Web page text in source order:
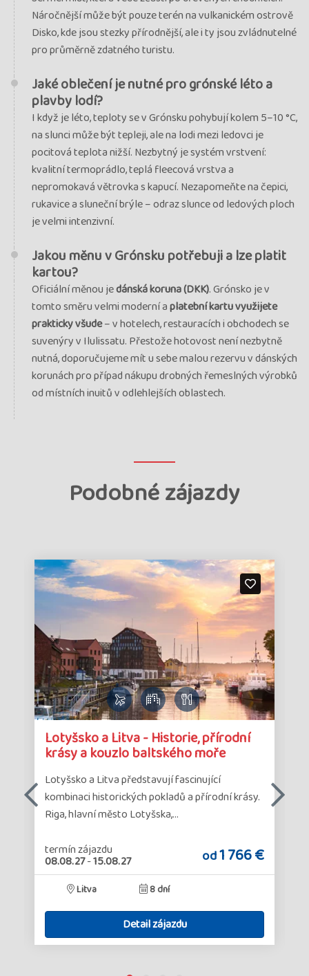
Náročnější může být pouze terén na vulkanickém ostrově
Disko, kde jsou stezky přírodnější, ale i ty jsou zvládnutelné
pro průměrně zdatného turistu.
Jaké oblečení je nutné pro grónské léto a
plavby lodí?
I když je léto, teploty se v Grónsku pohybují kolem 5–10 °C,
na slunci může být tepleji, ale na lodi mezi ledovci je
pocitová teplota nižší. Nezbytný je systém vrstvení:
kvalitní termoprádlo, teplá fleecová vrstva a
nepromokavá větrovka s kapucí. Nezapomeňte na čepici,
rukavice a sluneční brýle – odraz slunce od ledových ploch
je velmi intenzivní.
Jakou měnu v Grónsku potřebuji a lze platit
kartou?
Oficiální měnou jedánská koruna (DKK). Grónsko je v
tomto směru velmi moderní aplatební kartu využijete
prakticky všude– v hotelech, restauracích i obchodech se
suvenýry v Ilulissatu. Přestože hotovost není nezbytně
nutná, doporučujeme mít u sebe malou rezervu v dánských
korunách pro případ nákupu drobných řemeslných výrobků
od místních inuitů v odlehlejších oblastech.
Podobné zájazdy
Lotyšsko a Litva - Historie, přírodní
krásy a kouzlo baltského moře
Lotyšsko a Litva představují fascinující
kombinaci historických pokladů a přírodní krásy.
Riga, hlavní město Lotyšska,…
termín zájazdu
08.08.27-15.08.27 od1 766 €
Litva 8 dní
Detail zájazdu
Detail
zájazdu